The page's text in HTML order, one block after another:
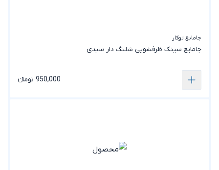
جامایع توکار
جامایع سینک ظرفشویی شلنگ دار سبدی
950,000 تومانء